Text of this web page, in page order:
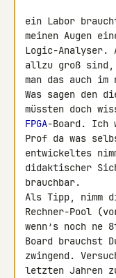
ein Labor
meinen Augen
Logic-Analyser.
allzu groß sind,
man das auch im
Was sagen den
FPGA-Board. Ich
Prof da was
entwickeltes
didaktischer
brauchbar.
Als Tipp, nimm
Rechner-Pool
wenn’s noch
Board brauchst
zwingend.
letzten Jahren zu